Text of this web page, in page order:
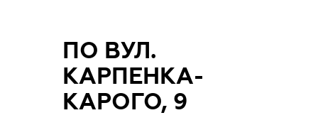
ПО ВУЛ.
КАРПЕНКА-
КАРОГО, 9